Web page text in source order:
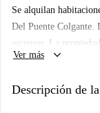
Se alquilan
Del Puente Colgante.
ascensor. La
Ver más
keyboard_arrow_down
Descripción de